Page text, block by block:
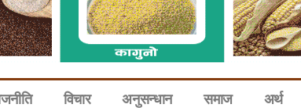
विचार अनुसन्धान समाज अर्थ